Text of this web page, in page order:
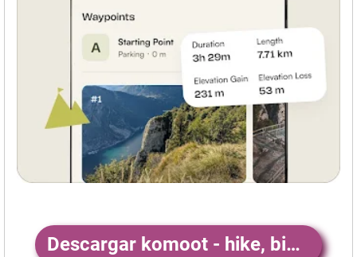
Descargar komoot - hike, bike & run